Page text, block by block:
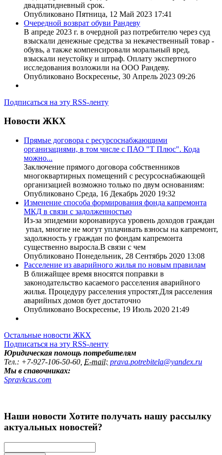
двадцатидневный срок.
Опубликовано Пятница, 12 Май 2023 17:41
Очередной возврат обуви Рандеву
В апреде 2023 г. в очердной раз потребителю через суд
взыскали денежные средства за некачественный товар -
обувь, а также компенсировали моральный вред,
взыскали неустойку и штраф. Оплату экспертного
исследования возложили на ООО Рандеву.
Опубликовано Воскресенье, 30 Апрель 2023 09:26
Подписаться на эту RSS-ленту
Новости ЖКХ
Прямые договора с ресурсоснабжающими
организациями, в том числе с ПАО "Т Плюс". Кода
можно...
Заключение прямого договора собственников
многоквартирных помещений с ресурсоснабжающей
организацией возможно только по двум основаниям:
Опубликовано Среда, 16 Декабрь 2020 19:32
Изменение способа формирования фонда капремонта
МКД в связи с задолженностью
Из-за эпидемии коронавируса уровень доходов граждан
упал, многие не могут уплачивать взносы на капремонт,
задолжность у граждан по фондам капремонта
существенно выросла.В связи с чем
Опубликовано Понедельник, 28 Сентябрь 2020 13:08
Расселение из аварийного жилья по новым правилам
В ближайщее время вносятся поправки в
законодательство касаемого расселения аварийного
жилья. Процедуру расселения упростят.Для расселения
аварийных домов бует достаточно
Опубликовано Воскресенье, 19 Июль 2020 21:49
Остальные новости ЖКХ
Подписаться на эту RSS-ленту
Юридическая помощь потребителям
Тел.: +7-927-106-50-60, E-mail: prava.potrebitela@yandex.ru
Мы в спавочниках:
Spravkcus.com
Наши новости Хотите получать нашу рассылку
актуальных новостей?